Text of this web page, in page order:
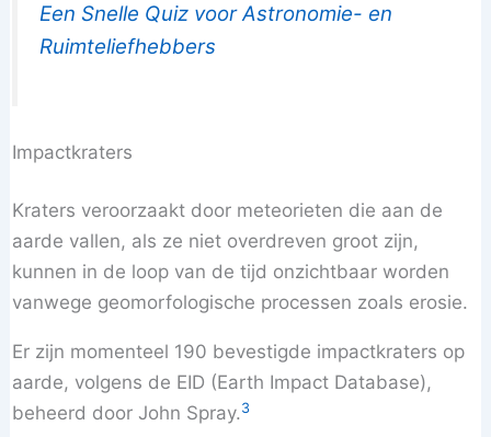
Een Snelle Quiz voor Astronomie- en
Ruimteliefhebbers
Impactkraters
Kraters veroorzaakt door meteorieten die aan de
aarde vallen, als ze niet overdreven groot zijn,
kunnen in de loop van de tijd onzichtbaar worden
vanwege geomorfologische processen zoals erosie.
Er zijn momenteel 190 bevestigde impactkraters op
aarde, volgens de EID (Earth Impact Database),
beheerd door John Spray.3